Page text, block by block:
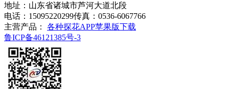
地址：山东省诸城市芦河大道北段
电话：15095220299传真：0536-6067766
主营产品： 各种探花APP苹果版下载
鲁ICP备46121385号-3